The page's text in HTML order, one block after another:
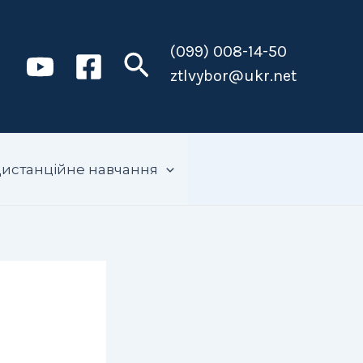
Пошук(099) 008-14-50
ztlvybor@ukr.net
навчання